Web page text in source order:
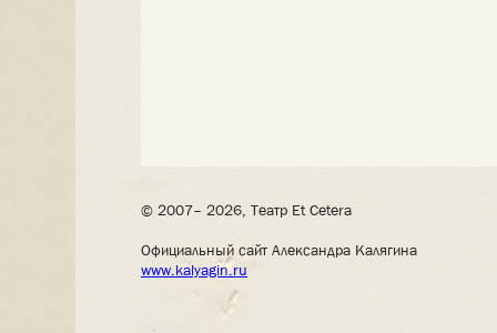
© 2007– 2026, Театр Et Cetera
Официальный сайт Александра Калягина
www.kalyagin.ru